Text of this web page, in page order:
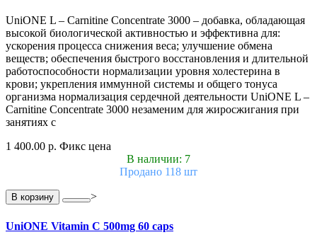
UniONE L – Carnitine Concentrate 3000 – добавка, обладающая
высокой биологической активностью и эффективна для:
ускорения процесса снижения веса; улучшение обмена
веществ; обеспечения быстрого восстановления и длительной
работоспособности нормализации уровня холестерина в
крови; укрепления иммунной системы и общего тонуса
организма нормализация сердечной деятельности UniONE L –
Carnitine Concentrate 3000 незаменим для жиросжигания при
занятиях с
1 400.00 р. Фикс цена
В наличии: 7
Продано 118 шт
В корзину >
UniONE Vitamin С 500mg 60 caps